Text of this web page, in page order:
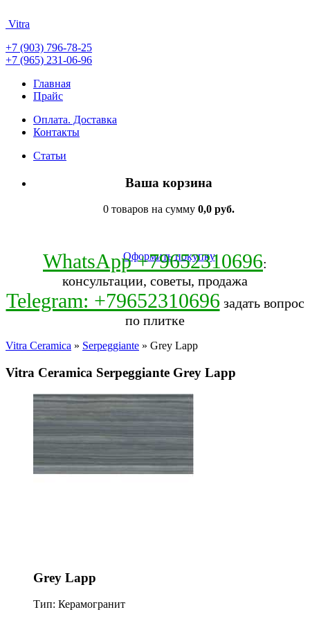
Vitra
+7 (903) 796-78-25
+7 (965) 231-06-96
Главная
Прайс
Оплата. Доставка
Контакты
Статьи
Ваша корзина
0 товаров на сумму 0,0 руб.
Оформить покупку
WhatsApp +79652310696:
консультации, советы, продажа
Telegram: +79652310696 задать вопрос
по плитке
Vitra Ceramica » Serpeggiante » Grey Lapp
Vitra Ceramica Serpeggiante Grey Lapp
Grey Lapp
Тип: Керамогранит